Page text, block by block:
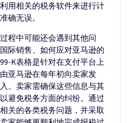
用相关的税务软件来进行计
确无误。
程中可能还会遇到其他问
际销售、如何应对亚马逊的
K表格是针对在支付平台上
亚马逊在每年初向卖家发
。卖家需确保这些信息与其
避免税务方面的纠纷。通过
关的各类税务问题，并采取